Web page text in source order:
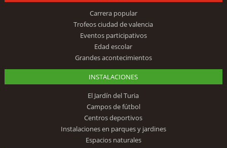
Carrera popular
Trofeos ciudad de valencia
Eventos participativos
Edad escolar
Grandes acontecimientos
INSTALACIONES
El Jardín del Turia
Campos de fútbol
Centros deportivos
Instalaciones en parques y jardines
Espacios naturales